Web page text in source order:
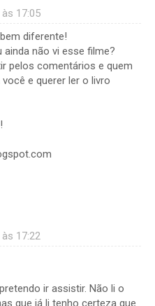
17:05
diferente!
não vi esse filme?
pelos comentários e quem
e querer ler o livro
17:22
ir assistir. Não li o
que já li tenho certeza que